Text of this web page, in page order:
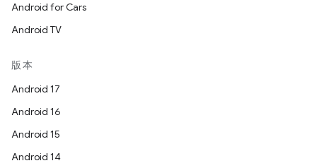
Android for Cars
Android TV
版本
Android 17
Android 16
Android 15
Android 14